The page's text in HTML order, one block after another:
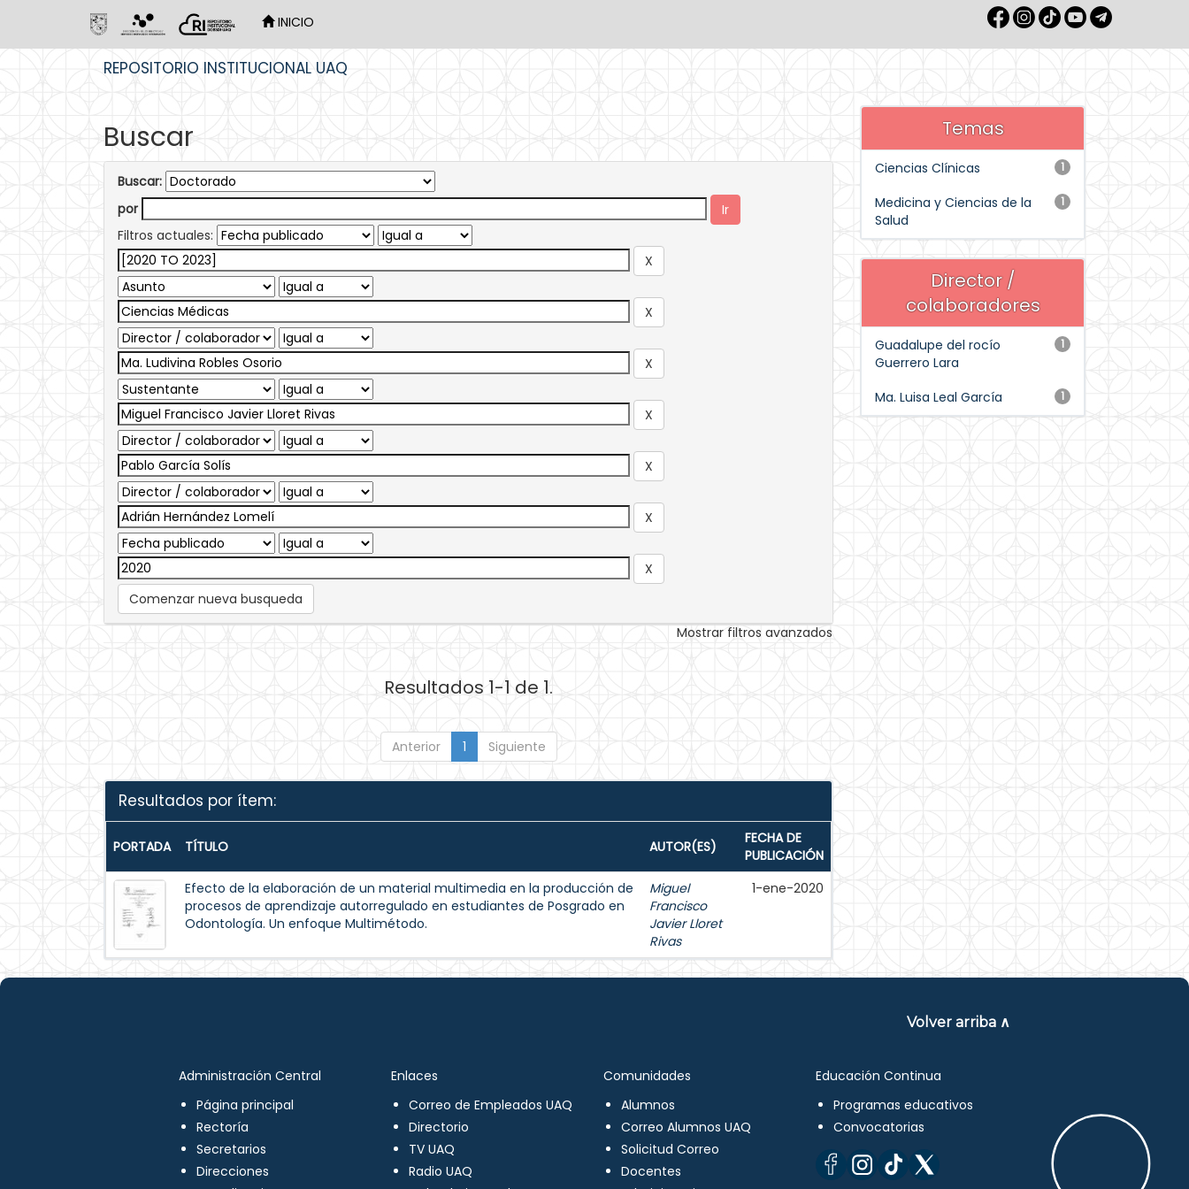
INICIO
REPOSITORIO INSTITUCIONAL UAQ
Buscar
Buscar:
por
Filtros actuales:
Comenzar nueva busqueda
Mostrar filtros avanzados
Resultados 1-1 de 1.
Anterior 1 Siguiente
Resultados por ítem:
PORTADA TÍTULO AUTOR(ES)
FECHA DE
PUBLICACIÓN
Efecto de la elaboración de un material multimedia en la producción de
procesos de aprendizaje autorregulado en estudiantes de Posgrado en
Odontología. Un enfoque Multimétodo.
Miguel
Francisco
Javier Lloret
Rivas
1-ene-2020
Temas
1
Ciencias Clínicas
1
Medicina y Ciencias de la
Salud
Director /
colaboradores
1
Guadalupe del rocío
Guerrero Lara
1
Ma. Luisa Leal García
Volver arriba ∧
Administración Central
Página principal
Rectoría
Secretarios
Direcciones
Enlaces
Correo de Empleados UAQ
Directorio
TV UAQ
Radio UAQ
Comunidades
Alumnos
Correo Alumnos UAQ
Solicitud Correo
Docentes
Educación Continua
Programas educativos
Convocatorias